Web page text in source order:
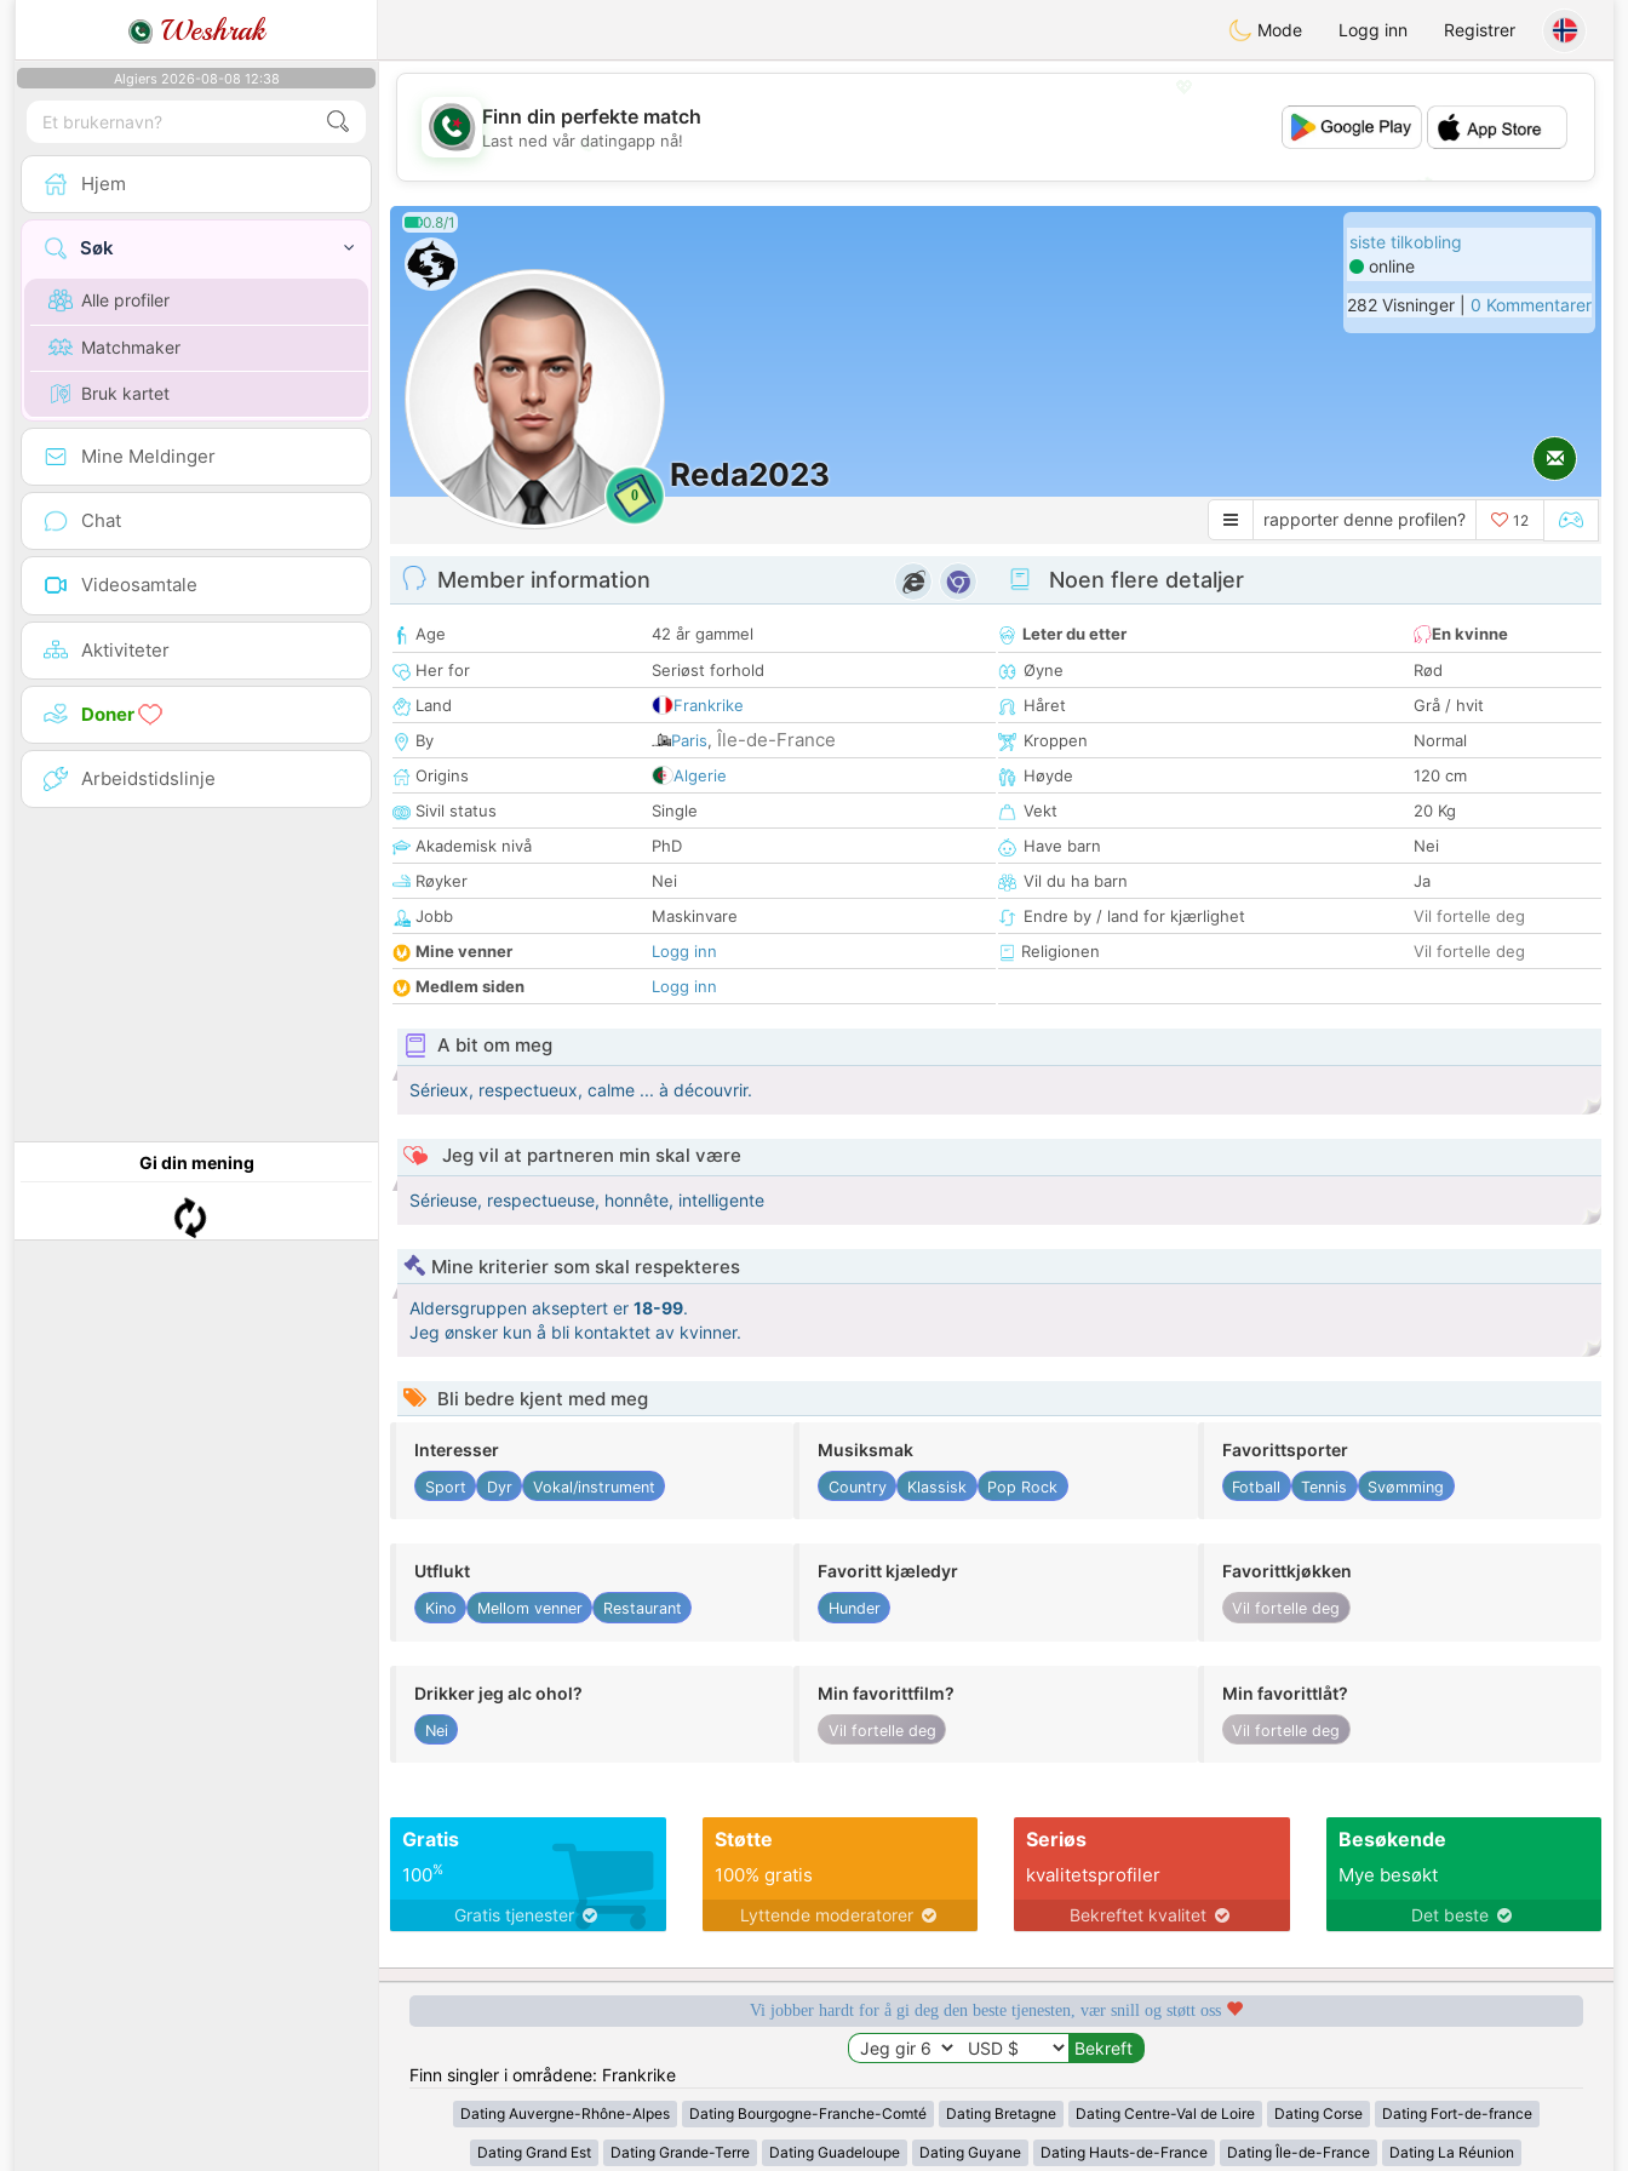
Weshrak Mode Logg inn Registrer
Algiers 2026-08-08 12:38
Hjem
Søk
Alle profiler
Matchmaker
Bruk kartet
Mine Meldinger
Chat
Videosamtale
Aktiviteter
Doner
Arbeidstidslinje
Gi din mening
💖
💕
Finn din perfekte match
Last ned vår datingapp nå!
0.8/1
0
Reda2023
siste tilkobling
online
282 Visninger | 0 Kommentarer
rapporter denne profilen? 12
Member information
Age
42 år gammel
Her for
Seriøst forhold
Land
Frankrike
By
Paris, Île-de-France
Origins
Algerie
Sivil status
Single
Akademisk nivå
PhD
Røyker
Nei
Jobb
Maskinvare
Mine venner
Logg inn
Medlem siden
Logg inn
Noen flere detaljer
Leter du etter
En kvinne
Øyne
Rød
Håret
Grå / hvit
Kroppen
Normal
Høyde
120 cm
Vekt
20 Kg
Have barn
Nei
Vil du ha barn
Ja
Endre by / land for kjærlighet
Vil fortelle deg
Religionen
Vil fortelle deg
A bit om meg
Sérieux, respectueux, calme ... à découvrir.
Jeg vil at partneren min skal være
Sérieuse, respectueuse, honnête, intelligente
Mine kriterier som skal respekteres
Aldersgruppen akseptert er 18-99.
Jeg ønsker kun å bli kontaktet av kvinner.
Bli bedre kjent med meg
Interesser
Sport Dyr Vokal/instrument
Musiksmak
Country Klassisk Pop Rock
Favorittsporter
Fotball Tennis Svømming
Utflukt
Kino Mellom venner Restaurant
Favoritt kjæledyr
Hunder
Favorittkjøkken
Vil fortelle deg
Drikker jeg alc ohol?
Nei
Min favorittfilm?
Vil fortelle deg
Min favorittlåt?
Vil fortelle deg
Gratis
100%
Gratis tjenester
Støtte
100% gratis
Lyttende moderatorer
Seriøs
kvalitetsprofiler
Bekreftet kvalitet
Besøkende
Mye besøkt
Det beste
Vi jobber hardt for å gi deg den beste tjenesten, vær snill og støtt oss
Finn singler i områdene: Frankrike
Dating Auvergne-Rhône-Alpes Dating Bourgogne-Franche-Comté Dating Bretagne Dating Centre-Val de Loire Dating Corse Dating Fort-de-france
Dating Grand Est Dating Grande-Terre Dating Guadeloupe Dating Guyane Dating Hauts-de-France Dating Île-de-France Dating La Réunion